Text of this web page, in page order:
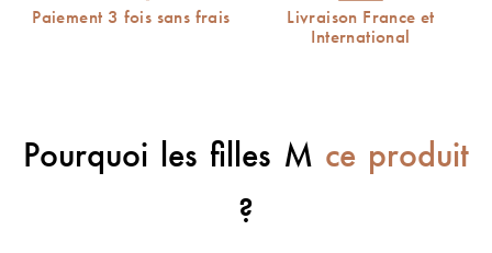
Paiement 3 fois sans frais
Livraison France et
International
Pourquoi les filles M ce produit
?